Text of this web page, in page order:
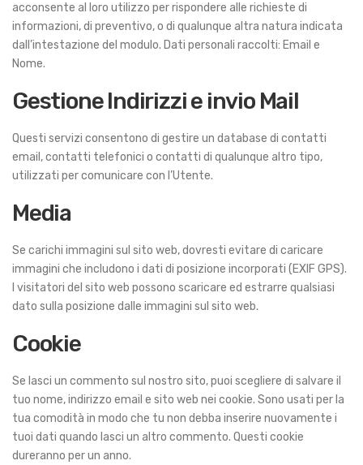
acconsente al loro utilizzo per rispondere alle richieste di
informazioni, di preventivo, o di qualunque altra natura indicata
dall’intestazione del modulo. Dati personali raccolti: Email e
Nome.
Gestione Indirizzi e invio Mail
Questi servizi consentono di gestire un database di contatti
email, contatti telefonici o contatti di qualunque altro tipo,
utilizzati per comunicare con l’Utente.
Media
Se carichi immagini sul sito web, dovresti evitare di caricare
immagini che includono i dati di posizione incorporati (EXIF GPS).
I visitatori del sito web possono scaricare ed estrarre qualsiasi
dato sulla posizione dalle immagini sul sito web.
Cookie
Se lasci un commento sul nostro sito, puoi scegliere di salvare il
tuo nome, indirizzo email e sito web nei cookie. Sono usati per la
tua comodità in modo che tu non debba inserire nuovamente i
tuoi dati quando lasci un altro commento. Questi cookie
dureranno per un anno.